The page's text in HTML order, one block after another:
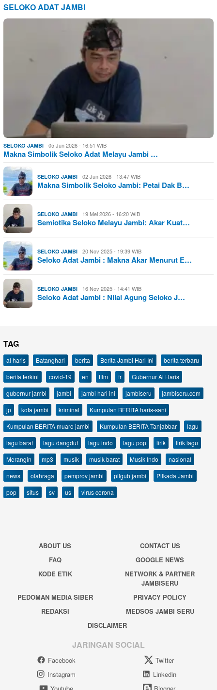
SELOKO ADAT JAMBI
SELOKO JAMBI 05 Jun 2026 - 16:51 WIB
Makna Simbolik Seloko Adat Melayu Jambi …
SELOKO JAMBI 02 Jun 2026 - 13:47 WIB
Makna Simbolik Seloko Jambi: Petai Dak B…
SELOKO JAMBI 19 Mei 2026 - 16:20 WIB
Semiotika Seloko Melayu Jambi: Akar Kuat…
SELOKO JAMBI 20 Nov 2025 - 19:39 WIB
Seloko Adat Jambi : Makna Akar Menurut E…
SELOKO JAMBI 16 Nov 2025 - 14:41 WIB
Seloko Adat Jambi : Nilai Agung Seloko J…
TAG
al haris Batanghari berita Berita Jambi Hari Ini
berita terbaru
berita terkini
covid-19 en film fr
Gubernur Al Haris
gubernur jambi
jambi jambi hari ini jambiseru
jambiseru.com
jp
kota jambi kriminal
Kumpulan BERITA haris-sani
Kumpulan BERITA muaro jambi
Kumpulan BERITA Tanjabbar
lagu
lagu barat
lagu dangdut lagu indo lagu pop lirik
lirik lagu
Merangin
mp3 musik musik barat Musik Indo
nasional
news
olahraga pemprov jambi pilgub jambi
Pilkada Jambi
pop
situs sv us virus corona
ABOUT US
CONTACT US
FAQ
GOOGLE NEWS
KODE ETIK
NETWORK & PARTNER
JAMBISERU
PEDOMAN MEDIA SIBER
PRIVACY POLICY
REDAKSI
MEDSOS JAMBI SERU
DISCLAIMER
JARINGAN SOCIAL
Facebook
Twitter
Instagram
Linkedin
Youtube
Blogger